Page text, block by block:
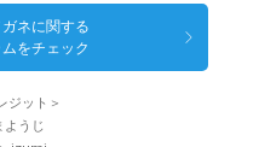
ネに関する
をチェック
ジット
ようじ